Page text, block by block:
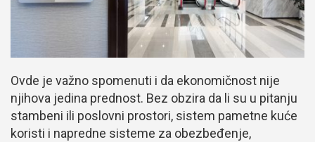
Ovde je važno spomenuti i da ekonomičnost nije
njihova jedina prednost. Bez obzira da li su u pitanju
stambeni ili poslovni prostori, sistem pametne kuće
koristi i napredne sisteme za obezbeđenje,